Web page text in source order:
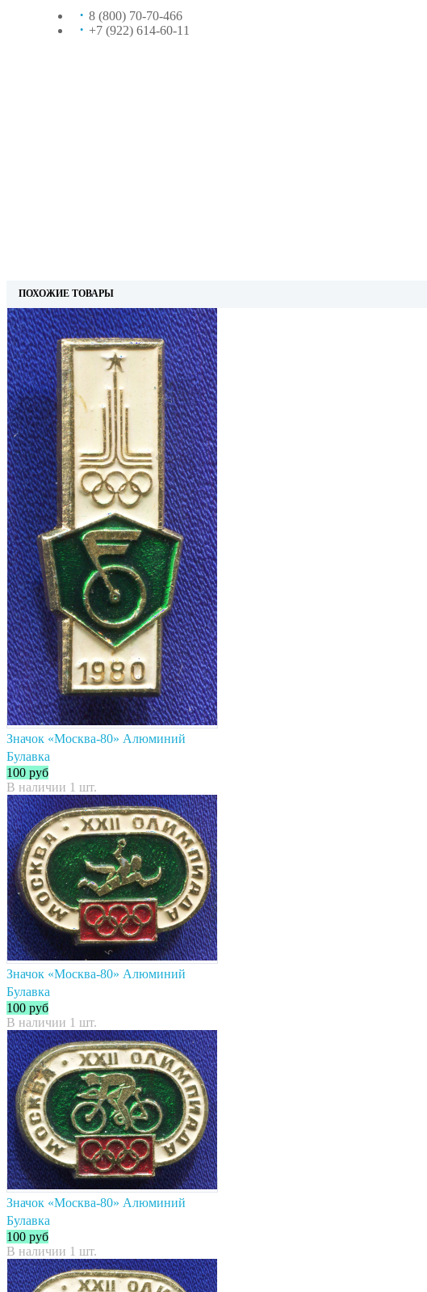
8 (800) 70-70-466
+7 (922) 614-60-11
ПОХОЖИЕ ТОВАРЫ
Значок «Москва-80» Алюминий
Булавка
100 руб
В наличии 1 шт.
Значок «Москва-80» Алюминий
Булавка
100 руб
В наличии 1 шт.
Значок «Москва-80» Алюминий
Булавка
100 руб
В наличии 1 шт.